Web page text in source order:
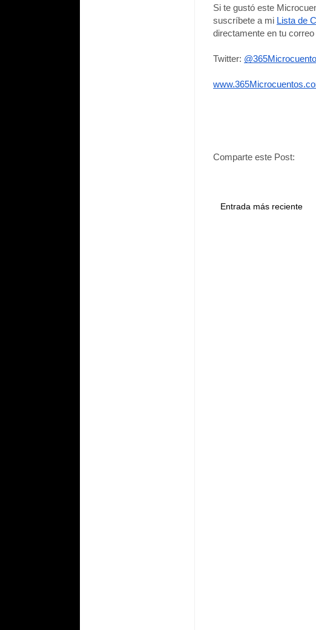
Si te gustó este
suscríbete a mi Lista de
directamente en tu
Twitter:
Comparte este Post:
Entrada más reciente